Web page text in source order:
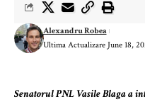
Ultima Actualizare June 18,
Alexandru Robea
Senatorul PNL Vasile Blaga a